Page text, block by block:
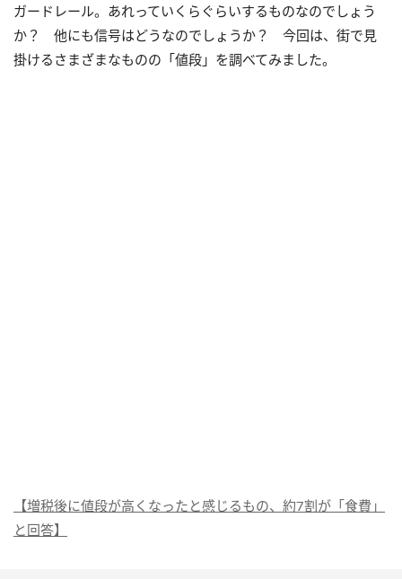
ガードレール。あれっていくらぐらいするものなのでしょう
か？ 他にも信号はどうなのでしょうか？ 今回は、街で見
掛けるさまざまなものの「値段」を調べてみました。
【増税後に値段が高くなったと感じるもの、約7割が「食費」
と回答】